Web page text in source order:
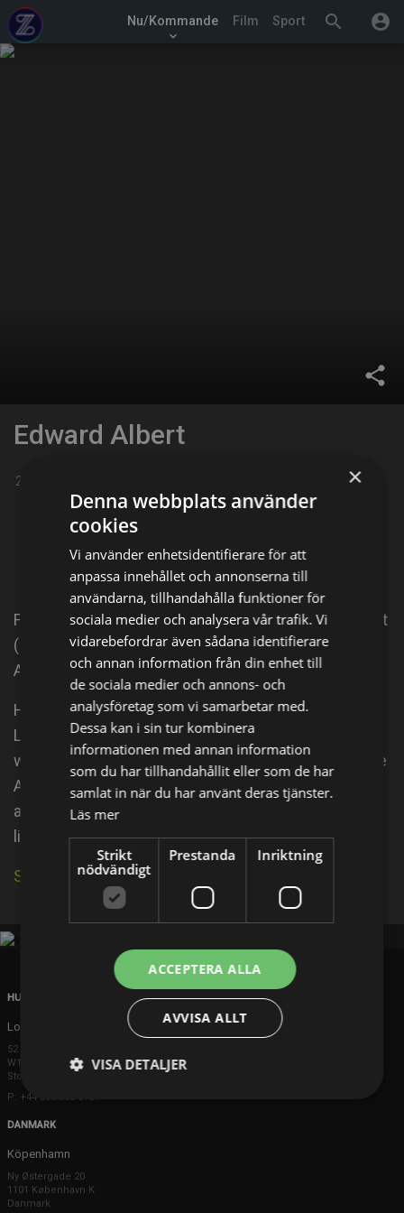
search account_circle
Nu/Kommande
keyboard_arrow_down
Film Sport
share
Edward Albert
20-02-1951
​From Wikipedia, the free encyclopedia Edward Albert
(February 20, 1951 – September 22, 2006) was an
American film and television actor.
He was also known as Edward Laurence Albert,
Laurence Edward Albert (to further avoid confusion
with his same-named father) and occasionally Eddie
Albert, Jr. Description above from the Wikipedia
article Edward Albert, licensed under CC-BY-SA, full
list of contributors on Wikipedia.
Se källa på IMDb
HUVUDKONTOR
London
52 Brook Street
W1K 5DS London
Storbritannien
P: +44 203 608 8181
DANMARK
Köpenhamn
Ny Østergade 20
1101 København K
Danmark
×
Denna webbplats använder
cookies
Vi använder enhetsidentifierare för att
anpassa innehållet och annonserna till
användarna, tillhandahålla funktioner för
sociala medier och analysera vår trafik. Vi
vidarebefordrar även sådana identifierare
och annan information från din enhet till
de sociala medier och annons- och
analysföretag som vi samarbetar med.
Dessa kan i sin tur kombinera
informationen med annan information
som du har tillhandahållit eller som de har
samlat in när du har använt deras tjänster.
Läs mer
Strikt
nödvändigt
Prestanda Inriktning
ACCEPTERA ALLA
AVVISA ALLT
VISA DETALJER